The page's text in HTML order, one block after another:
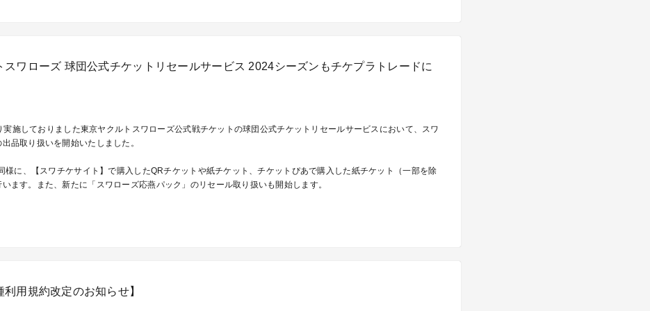
スワローズ 球団公式チケットリセールサービス 2024シーズンもチケプラトレードに
施しておりました東京ヤクルトスワローズ公式戦チケットの球団公式チケットリセールサービスにおいて、スワ
品取り扱いを開始いたしました。
様に、【スワチケサイト】で購入したQRチケットや紙チケット、チケットぴあで購入した紙チケット（一部を除
います。また、新たに「スワローズ応燕パック」のリセール取り扱いも開始します。
利用規約改定のお知らせ】